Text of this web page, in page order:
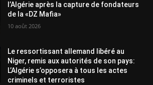
l’Algérie après la capture de fondateurs
de la «DZ Mafia»
10 août 2026
Le ressortissant allemand libéré au
Niger, remis aux autorités de son pays:
L’Algérie s’opposera à tous les actes
criminels et terroristes